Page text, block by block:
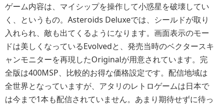
ゲーム内容は、マイシップを操作して小惑星を破壊してい
く、というもの。Asteroids Deluxeでは、シールドが取り
入れられ、敵も出てくるようになります。画面表示のモー
ドは美しくなっているEvolvedと、発売当時のベクタースキ
ャンモニターを再現したOriginalが用意されています。完
全版は400MSP、比較的お得な価格設定です。配信地域は
全世界となっていますが、アタリのレトロゲームは日本で
は今まで1本も配信されていません。あまり期待せずに待っ